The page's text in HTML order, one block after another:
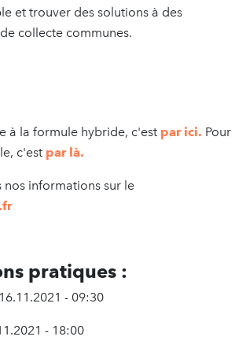
et trouver des solutions à des
collecte communes.
à la formule hybride, c'est par ici. Pour
c'est par là.
nos informations sur le
pratiques :
- 09:30
- 18:00